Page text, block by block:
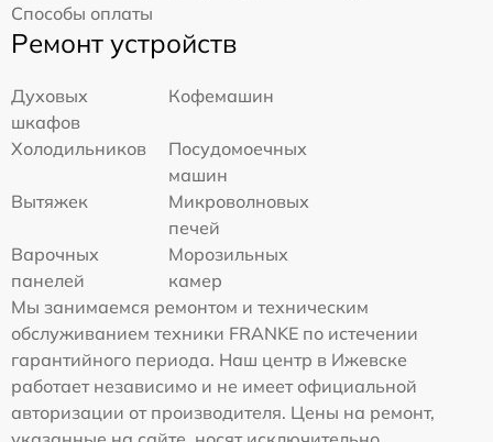
Способы оплаты
Ремонт устройств
Духовых
шкафов
Кофемашин
Холодильников
Посудомоечных
машин
Вытяжек
Микроволновых
печей
Варочных
панелей
Морозильных
камер
Мы занимаемся ремонтом и техническим
обслуживанием техники FRANKE по истечении
гарантийного периода. Наш центр в Ижевске
работает независимо и не имеет официальной
авторизации от производителя. Цены на ремонт,